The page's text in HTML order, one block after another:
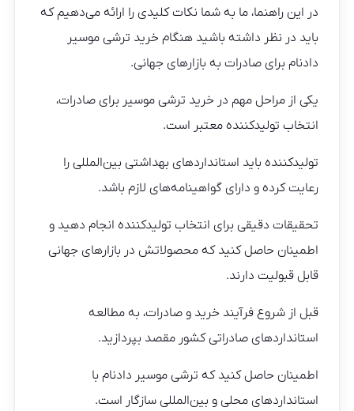
در این راهنما، ما به شما نکات کلیدی را ارائه می‌دهیم که
باید در نظر داشته باشید هنگام خرید ترشی موسیر
دادنام برای صادرات به بازارهای جهانی.
یکی از مراحل مهم در خرید ترشی موسیر برای صادرات،
انتخاب تولیدکننده معتبر است.
تولیدکننده باید استانداردهای بهداشتی بین‌المللی را
رعایت کرده و دارای گواهینامه‌های لازم باشد.
تحقیقات دقیقی برای انتخاب تولیدکننده انجام دهید و
اطمینان حاصل کنید که محصولاتش در بازارهای جهانی
قابل قبولیت دارند.
قبل از شروع فرآیند خرید و صادرات، به مطالعه
استانداردهای صادراتی کشور مقصد بپردازید.
اطمینان حاصل کنید که ترشی موسیر دادنام با
استانداردهای محلی و بین‌المللی سازگار است.